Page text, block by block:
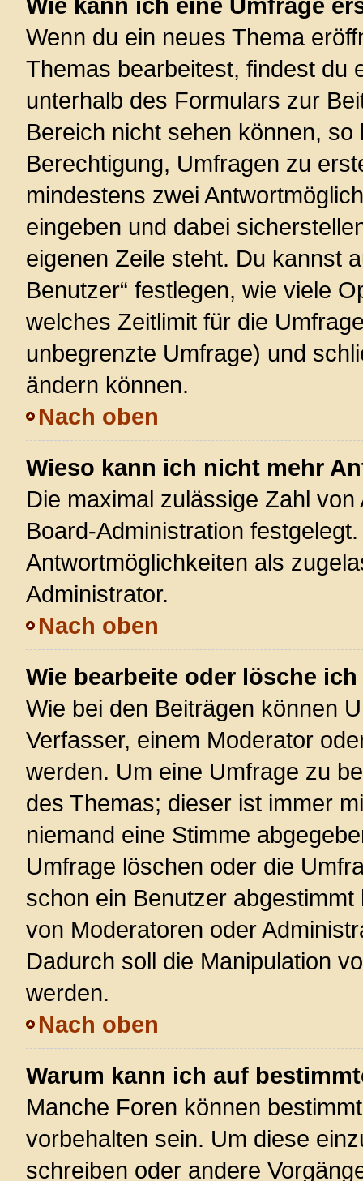
Wie kann ich eine Umfrage
Wenn du ein neues Thema
Themas bearbeitest, findest du
unterhalb des Formulars zur
Bereich nicht sehen können,
Berechtigung, Umfragen zu
mindestens zwei
eingeben und dabei
eigenen Zeile steht. Du kannst
Benutzer“ festlegen, wie viele
welches Zeitlimit für die
unbegrenzte Umfrage) und
ändern können.
Nach oben
Wieso kann ich nicht mehr
Die maximal zulässige Zahl
Board-Administration
Antwortmöglichkeiten als
Administrator.
Nach oben
Wie bearbeite oder lösche
Wie bei den Beiträgen können
Verfasser, einem Moderator
werden. Um eine Umfrage zu
des Themas; dieser ist immer
niemand eine Stimme
Umfrage löschen oder die
schon ein Benutzer
von Moderatoren oder
Dadurch soll die Manipulation
werden.
Nach oben
Warum kann ich auf
Manche Foren können
vorbehalten sein. Um diese
schreiben oder andere